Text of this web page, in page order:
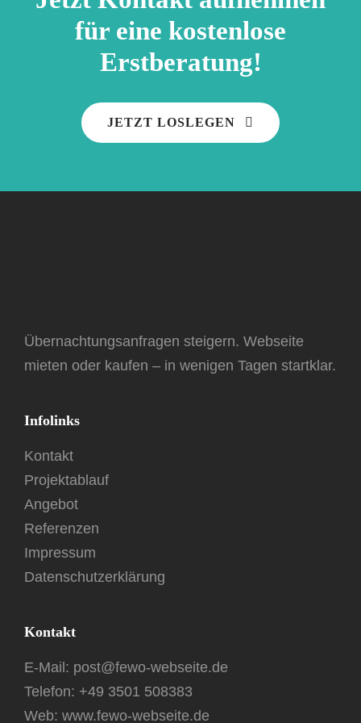
für eine kostenlose
Erstberatung!
JETZT LOSLEGEN
Übernachtungsanfragen steigern. Webseite
mieten oder kaufen – in wenigen Tagen startklar.
Infolinks
Kontakt
Projektablauf
Angebot
Referenzen
Impressum
Datenschutzerklärung
Kontakt
E-Mail: post@fewo-webseite.de
Telefon: +49 3501 508383
Web: www.fewo-webseite.de